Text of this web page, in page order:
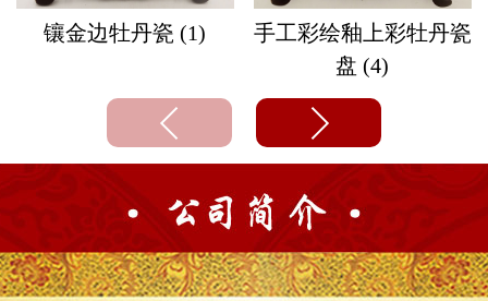
镶金边牡丹瓷 (1)
手工彩绘釉上彩牡丹瓷
盘 (4)